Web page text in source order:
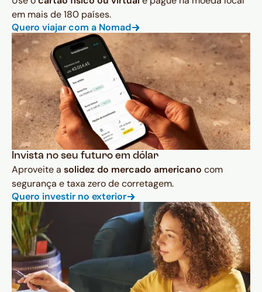
em mais de 180 países.
Quero viajar com a Nomad
Invista no seu futuro em dólar
Aproveite a solidez do mercado americano com
segurança e taxa zero de corretagem.
Quero investir no exterior